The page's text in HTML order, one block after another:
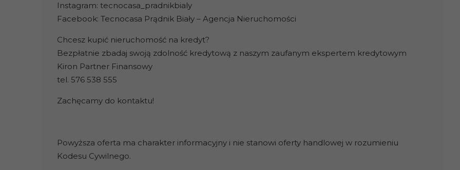
Instagram: tecnocasa_pradnikbialy
Facebook: Tecnocasa Prądnik Biały – Agencja Nieruchomości
Chcesz kupić nieruchomość na kredyt?
Bezpłatnie zbadaj swoją zdolność kredytową z naszym zaufanym ekspertem kredytowym
Kiron Partner Finansowy
tel. 576 538 555
Zachęcamy do kontaktu!
Powyższa oferta ma charakter informacyjny i nie stanowi oferty handlowej w rozumieniu
Kodesu Cywilnego.